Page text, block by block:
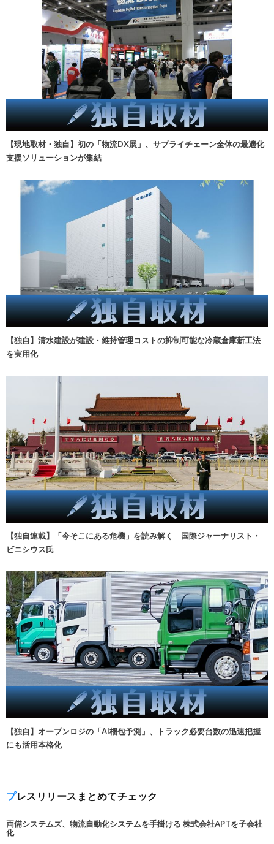
【現地取材・独自】初の「物流DX展」、サプライチェーン全体の最適化
支援ソリューションが集結
【独自】清水建設が建設・維持管理コストの抑制可能な冷蔵倉庫新工法
を実用化
【独自連載】「今そこにある危機」を読み解く 国際ジャーナリスト・
ビニシウス氏
【独自】オープンロジの「AI梱包予測」、トラック必要台数の迅速把握
にも活用本格化
プレスリリースまとめてチェック
両備システムズ、物流自動化システムを手掛ける 株式会社APTを子会社
化